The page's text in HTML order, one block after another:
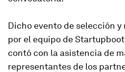
Dicho evento de selección
por el equipo de
contó con la asistencia de
representantes de los